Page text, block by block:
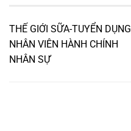
THẾ GIỚI SỮA-TUYỂN DỤNG
NHÂN VIÊN HÀNH CHÍNH
NHÂN SỰ